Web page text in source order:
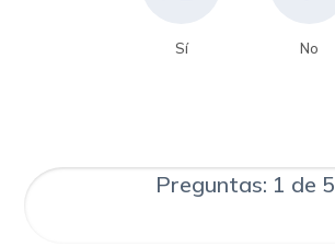
Sí No
Preguntas: 1 de 5